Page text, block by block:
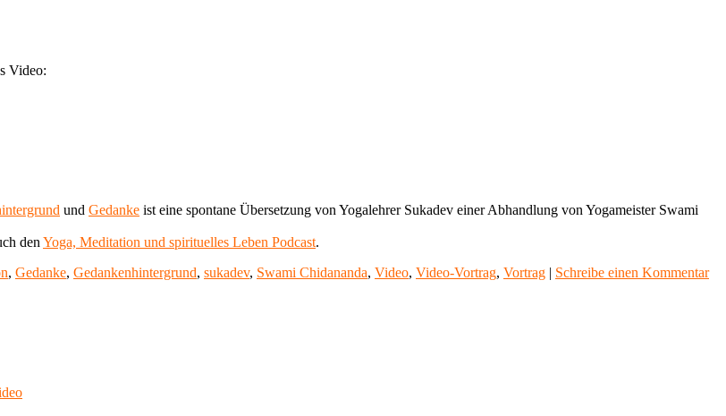
Video:
und Gedanke ist eine spontane Übersetzung von Yogalehrer Sukadev einer Abhandlung von Yogameister Swami
den Yoga, Meditation und spirituelles Leben Podcast.
, Gedanke, Gedankenhintergrund, sukadev, Swami Chidananda, Video, Video-Vortrag, Vortrag | Schreibe einen Kommentar